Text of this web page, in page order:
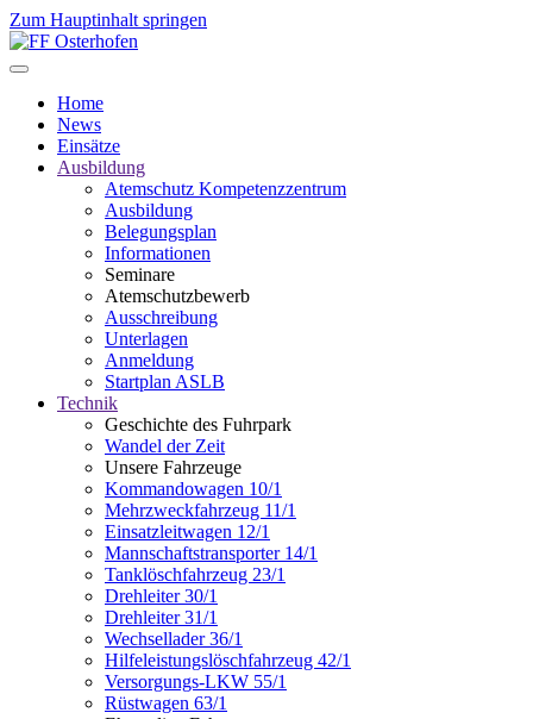
Zum Hauptinhalt springen
Home
News
Einsätze
Ausbildung
Atemschutz Kompetenzzentrum
Ausbildung
Belegungsplan
Informationen
Seminare
Atemschutzbewerb
Ausschreibung
Unterlagen
Anmeldung
Startplan ASLB
Technik
Geschichte des Fuhrpark
Wandel der Zeit
Unsere Fahrzeuge
Kommandowagen 10/1
Mehrzweckfahrzeug 11/1
Einsatzleitwagen 12/1
Mannschaftstransporter 14/1
Tanklöschfahrzeug 23/1
Drehleiter 30/1
Drehleiter 31/1
Wechsellader 36/1
Hilfeleistungslöschfahrzeug 42/1
Versorgungs-LKW 55/1
Rüstwagen 63/1